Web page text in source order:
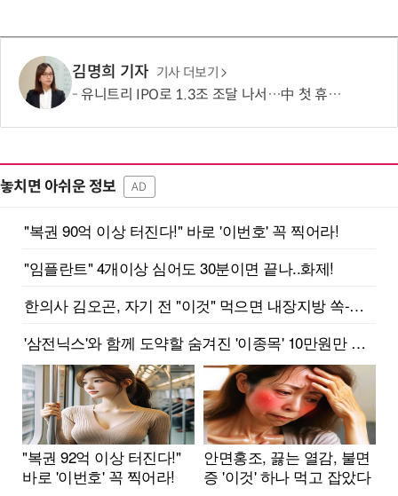
김명희 기자 기사 더보기
유니트리 IPO로 1.3조 조달 나서…中 첫 휴머노이드 상장사 탄생 임박
놓치면 아쉬운 정보 AD